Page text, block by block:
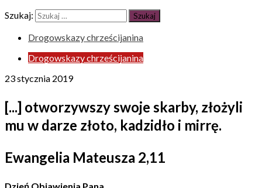
Szukaj:
Drogowskazy chrześcijanina
Drogowskazy chrześcijanina
23 stycznia 2019
[...] otworzywszy swoje skarby, złożyli
mu w darze złoto, kadzidło i mirrę.
Ewangelia Mateusza 2,11